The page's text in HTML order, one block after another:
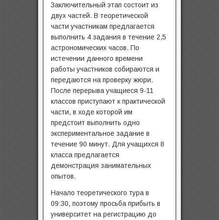
Заключительный этап состоит из
двух частей. В теоретической
части участникам предлагается
выполнить 4 задания в течение 2,5
астрономических часов. По
истечении данного времени
работы участников собираются и
передаются на проверку жюри.
После перерыва учащиеся 9-11
классов приступают к практической
части, в ходе которой им
предстоит выполнить одно
экспериментальное задание в
течение 90 минут. Для учащихся 8
класса предлагается
демонстрация занимательных
опытов.
Начало теоретического тура в
09:30, поэтому просьба прибыть в
университет на регистрацию до